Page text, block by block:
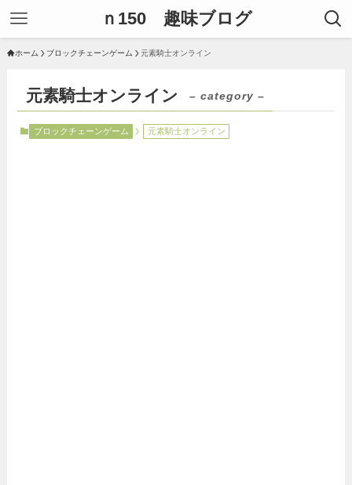
ｎ150 趣味ブログ
ホーム ブロックチェーンゲーム 元素騎士オンライン
元素騎士オンライン – category –
ブロックチェーンゲーム 元素騎士オンライン